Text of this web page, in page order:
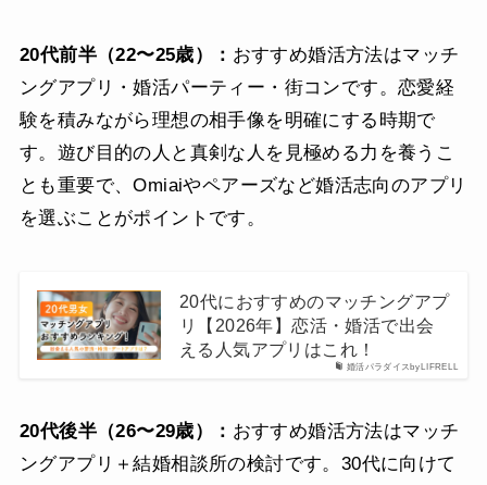
20代前半（22〜25歳）： おすすめ婚活方法はマッチ
ングアプリ・婚活パーティー・街コンです。恋愛経
験を積みながら理想の相手像を明確にする時期で
す。遊び目的の人と真剣な人を見極める力を養うこ
とも重要で、Omiaiやペアーズなど婚活志向のアプリ
を選ぶことがポイントです。
婚活パラダイスbyLIFRELL
20代におすすめのマッチングアプ
リ【2026年】恋活・婚活で出会
える人気アプリはこれ！
20代後半（26〜29歳）： おすすめ婚活方法はマッチ
ングアプリ＋結婚相談所の検討です。30代に向けて